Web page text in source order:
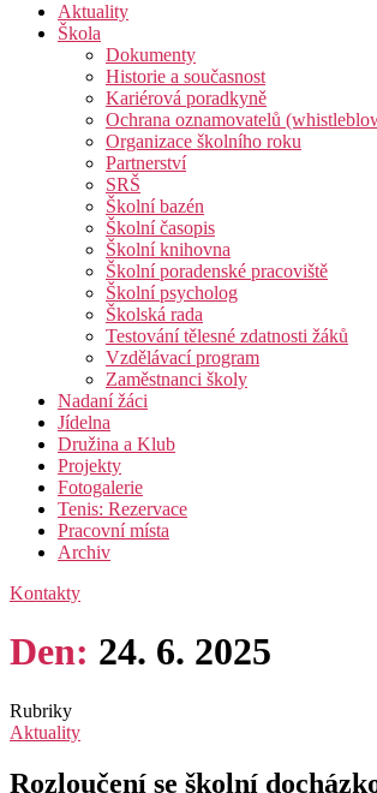
Aktuality
Škola
Dokumenty
Historie a současnost
Kariérová poradkyně
Ochrana oznamovatelů
Organizace školního roku
Partnerství
SRŠ
Školní bazén
Školní časopis
Školní knihovna
Školní poradenské pracoviště
Školní psycholog
Školská rada
Testování tělesné zdatnosti žáků
Vzdělávací program
Zaměstnanci školy
Nadaní žáci
Jídelna
Družina a Klub
Projekty
Fotogalerie
Tenis: Rezervace
Pracovní místa
Archiv
Kontakty
Den: 24. 6. 2025
Rubriky
Aktuality
Rozloučení se školní